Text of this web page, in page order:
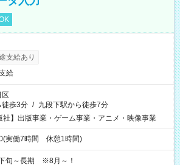
支給あり
給
区
徒歩3分 / 九段下駅から徒歩7分
社】出版事業・ゲーム事業・アニメ・映像事業
実働7時間 休憩1時間)
旬～長期 ※8月～！